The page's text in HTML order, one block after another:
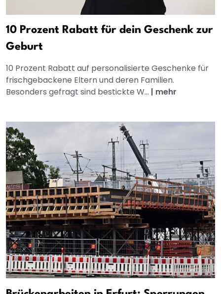
10 Prozent Rabatt für dein Geschenk zur
Geburt
10 Prozent Rabatt auf personalisierte Geschenke für
frischgebackene Eltern und deren Familien.
Besonders gefragt sind bestickte W... | mehr